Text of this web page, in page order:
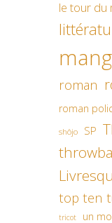
le tour du
roman
roman
shôjo SP
top ten
tricot un